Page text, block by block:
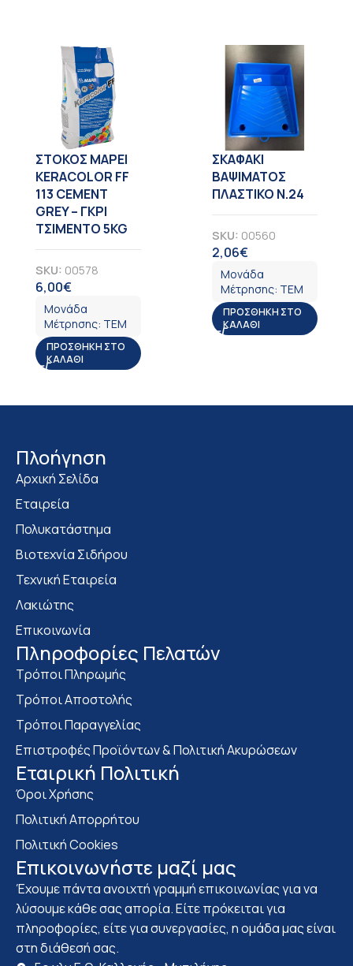
ΣΤΟΚΟΣ MAPEI
KERACOLOR FF
113 CEMENT
GREY – ΓΚΡΙ
ΤΣΙΜΕΝΤΟ 5KG
SKU: 00578
6,00€
Μονάδα
Μέτρησης: ΤΕΜ
ΠΡΟΣΘΉΚΗ ΣΤΟ
ΚΑΛΆΘΙ
ΣΚΑΦΑΚΙ
ΒΑΨΙΜΑΤΟΣ
ΠΛΑΣΤΙΚΟ Ν.24
SKU: 00560
2,06€
Μονάδα
Μέτρησης: ΤΕΜ
ΠΡΟΣΘΉΚΗ ΣΤΟ
ΚΑΛΆΘΙ
Πλοήγηση
Αρχική Σελίδα
Εταιρεία
Πολυκατάστημα
Bιοτεχνία Σιδήρου
Τεχνική Εταιρεία
Λακιώτης
Επικοινωνία
Πληροφορίες Πελατών
Τρόποι Πληρωμής
Τρόποι Αποστολής
Τρόποι Παραγγελίας
Επιστροφές Προϊόντων & Πολιτική Ακυρώσεων
Eταιρική Πολιτική
Όροι Χρήσης
Πολιτική Απορρήτου
Πολιτική Cookies
Επικοινωνήστε μαζί μας
Έχουμε πάντα ανοιχτή γραμμή επικοινωνίας για να
λύσουμε κάθε σας απορία. Είτε πρόκειται για
πληροφορίες, είτε για συνεργασίες, η ομάδα μας είναι
στη διάθεσή σας.